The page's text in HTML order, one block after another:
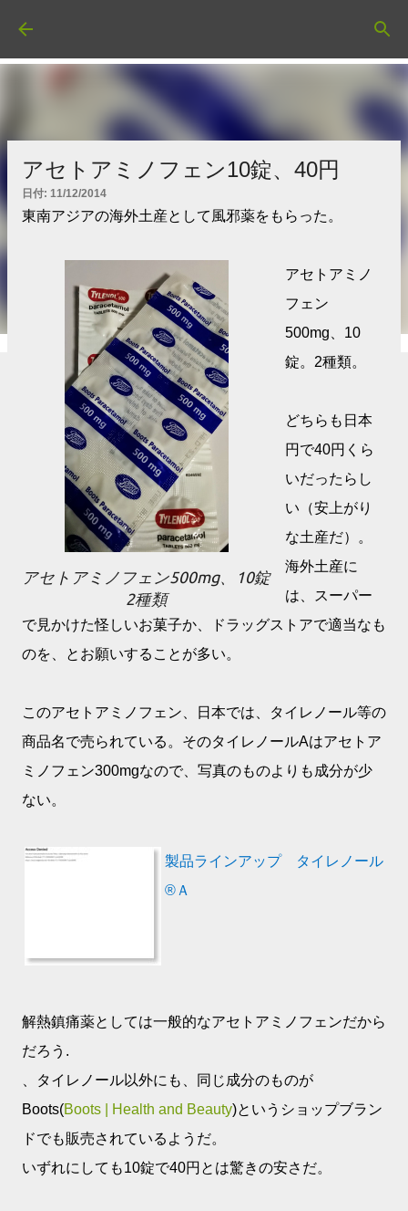
アセトアミノフェン10錠、40円
日付: 11/12/2014
東南アジアの海外土産として風邪薬をもらった。
アセトアミノフェン500mg、10錠
2種類
アセトアミノ
フェン
500mg、10
錠。2種類。
どちらも日本
円で40円くら
いだったらし
い（安上がり
な土産だ）。
海外土産に
は、スーパー
で見かけた怪しいお菓子か、ドラッグストアで適当なも
のを、とお願いすることが多い。
このアセトアミノフェン、日本では、タイレノール等の
商品名で売られている。そのタイレノールAはアセトア
ミノフェン300mgなので、写真のものよりも成分が少
ない。
製品ラインアップ タイレノール
®Ａ
解熱鎮痛薬としては一般的なアセトアミノフェンだから
だろう.
、タイレノール以外にも、同じ成分のものが
Boots(Boots | Health and Beauty)というショップブラン
ドでも販売されているようだ。
いずれにしても10錠で40円とは驚きの安さだ。